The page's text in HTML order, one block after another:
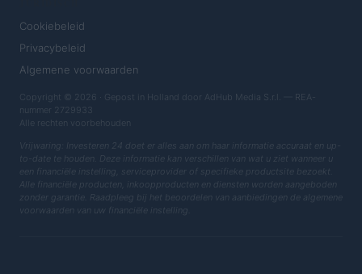
Cookiebeleid
Privacybeleid
Algemene voorwaarden
Copyright © 2026 · Gepost in Holland door AdHub Media S.r.l. — REA-
nummer 2729933
Alle rechten voorbehouden
Vrijwaring: Investeren 24 doet er alles aan om haar informatie accuraat en up-
to-date te houden. Deze informatie kan verschillen van wat u ziet wanneer u
een financiële instelling, serviceprovider of specifieke productsite bezoekt.
Alle financiële producten, inkoopproducten en diensten worden aangeboden
zonder garantie. Raadpleeg bij het beoordelen van aanbiedingen de algemene
voorwaarden van uw financiële instelling.